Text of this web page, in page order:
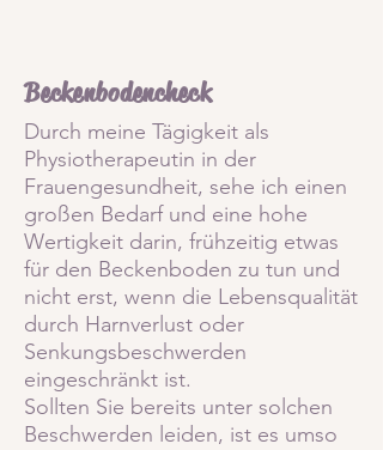
Beckenbodencheck
Durch meine Tägigkeit als
Physiotherapeutin in der
Frauengesundheit, sehe ich einen
großen Bedarf und eine hohe
Wertigkeit darin, frühzeitig etwas
für den Beckenboden zu tun und
nicht erst, wenn die Lebensqualität
durch Harnverlust oder
Senkungsbeschwerden
eingeschränkt ist.
Sollten Sie bereits unter solchen
Beschwerden leiden, ist es umso